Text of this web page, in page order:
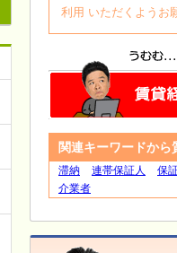
利用 いただくようお
関連キーワードから
滞納 連帯保証人 保
介業者